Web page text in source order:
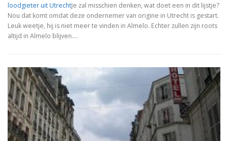
loodgieter uit UtrechtJe zal misschien denken, wat doet een in dit lijstje?
Nou dat komt omdat deze ondernemer van origine in Utrecht is gestart.
Leuk weetje, hij is niet meer te vinden in Almelo. Echter zullen zijn roots
altijd in Almelo blijven.…